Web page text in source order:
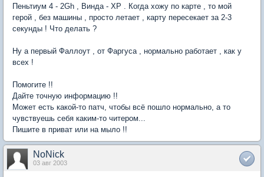
Пеньтиум 4 - 2Gh , Винда - ХР . Когда хожу по карте , то мой
герой , без машины , просто летает , карту пересекает за 2-3
секунды ! Что делать ?
Ну а первый Фаллоут , от Фаргуса , нормально работает , как у
всех !
Помогите !!
Дайте точную информацию !!
Может есть какой-то патч, чтобы всё пошло нормально, а то
чувствуешь себя каким-то читером...
Пишите в приват или на мыло !!
NoNick
03 авг 2003